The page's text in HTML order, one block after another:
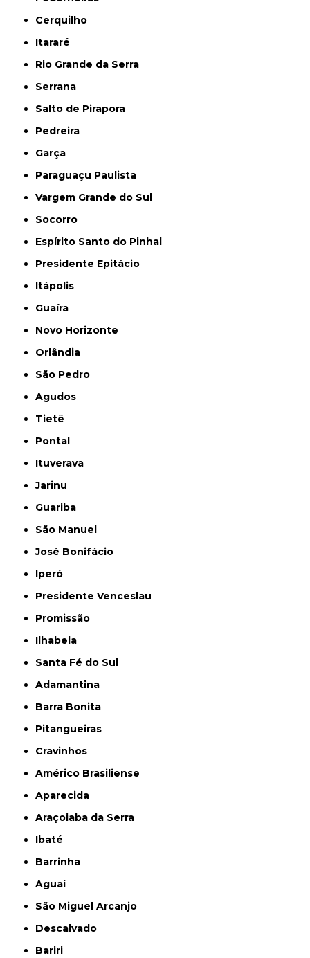
Cerquilho
Itararé
Rio Grande da Serra
Serrana
Salto de Pirapora
Pedreira
Garça
Paraguaçu Paulista
Vargem Grande do Sul
Socorro
Espírito Santo do Pinhal
Presidente Epitácio
Itápolis
Guaíra
Novo Horizonte
Orlândia
São Pedro
Agudos
Tietê
Pontal
Ituverava
Jarinu
Guariba
São Manuel
José Bonifácio
Iperó
Presidente Venceslau
Promissão
Ilhabela
Santa Fé do Sul
Adamantina
Barra Bonita
Pitangueiras
Cravinhos
Américo Brasiliense
Aparecida
Araçoiaba da Serra
Ibaté
Barrinha
Aguaí
São Miguel Arcanjo
Descalvado
Bariri